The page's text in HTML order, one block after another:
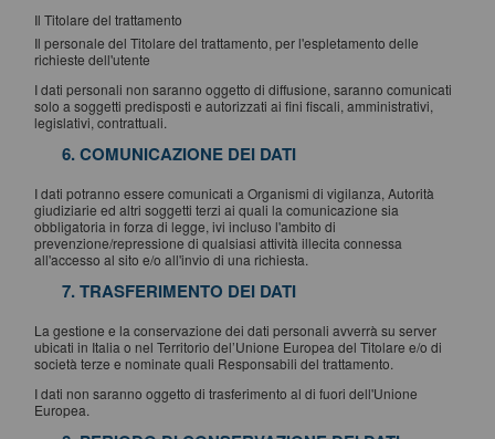
Il Titolare del trattamento
Il personale del Titolare del trattamento, per l'espletamento delle
richieste dell'utente
I dati personali non saranno oggetto di diffusione, saranno comunicati
solo a soggetti predisposti e autorizzati ai fini fiscali, amministrativi,
legislativi, contrattuali.
6. COMUNICAZIONE DEI DATI
I dati potranno essere comunicati a Organismi di vigilanza, Autorità
giudiziarie ed altri soggetti terzi ai quali la comunicazione sia
obbligatoria in forza di legge, ivi incluso l'ambito di
prevenzione/repressione di qualsiasi attività illecita connessa
all'accesso al sito e/o all'invio di una richiesta.
7. TRASFERIMENTO DEI DATI
La gestione e la conservazione dei dati personali avverrà su server
ubicati in Italia o nel Territorio del’Unione Europea del Titolare e/o di
società terze e nominate quali Responsabili del trattamento.
I dati non saranno oggetto di trasferimento al di fuori dell'Unione
Europea.